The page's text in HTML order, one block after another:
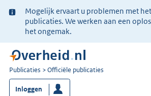
Ter
informatie:
Mogelijk ervaart u problemen met
publicaties. We werken aan een
het ongemak.
U
bent
nu
Publicaties Officiële publicaties
Inloggen